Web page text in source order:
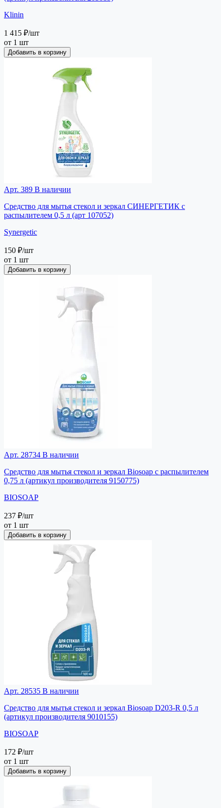
Klinin
1 415 ₽/шт
от 1 шт
Добавить в корзину
Арт. 389 В наличии
Средство для мытья стекол и зеркал CИНЕРГЕТИК с
распылителем 0,5 л (арт 107052)
Synergetic
150 ₽/шт
от 1 шт
Добавить в корзину
Арт. 28734 В наличии
Средство для мытья стекол и зеркал Biosoap с распылителем
0,75 л (артикул производителя 9150775)
BIOSOAP
237 ₽/шт
от 1 шт
Добавить в корзину
Арт. 28535 В наличии
Средство для мытья стекол и зеркал Biosoap D203-R 0,5 л
(артикул производителя 9010155)
BIOSOAP
172 ₽/шт
от 1 шт
Добавить в корзину